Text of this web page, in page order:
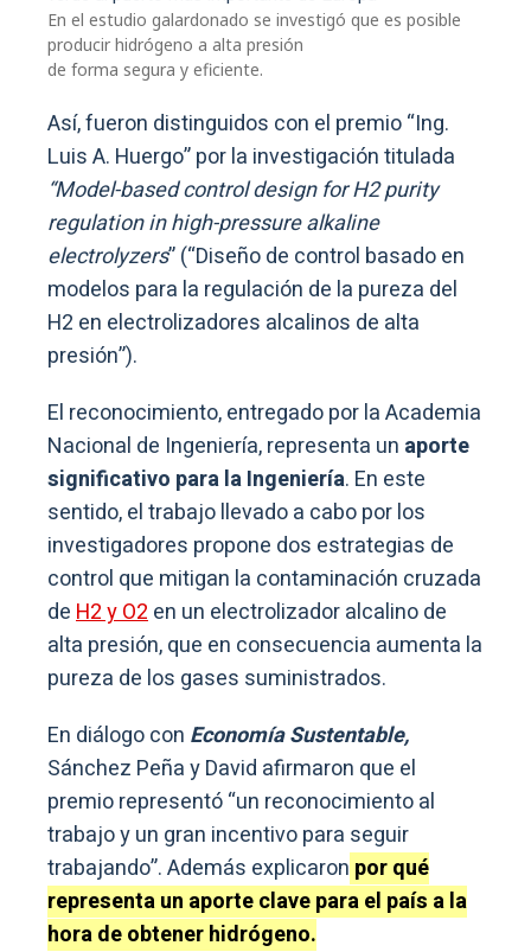
En el estudio galardonado se investigó que es posible
producir hidrógeno a alta presión
de forma segura y eficiente.
Así, fueron distinguidos con el premio “Ing.
Luis A. Huergo” por la investigación titulada
“Model-based control design for H2 purity
regulation in high-pressure alkaline
electrolyzers” (“Diseño de control basado en
modelos para la regulación de la pureza del
H2 en electrolizadores alcalinos de alta
presión”).
El reconocimiento, entregado por la Academia
Nacional de Ingeniería, representa un aporte
significativo para la Ingeniería. En este
sentido, el trabajo llevado a cabo por los
investigadores propone dos estrategias de
control que mitigan la contaminación cruzada
deH2 y O2en un electrolizador alcalino de
alta presión, que en consecuencia aumenta la
pureza de los gases suministrados.
En diálogo con Economía Sustentable,
Sánchez Peña y David afirmaron que el
premio representó “un reconocimiento al
trabajo y un gran incentivo para seguir
trabajando”. Además explicaron por qué
representa un aporte clave para el país a la
hora de obtener hidrógeno.